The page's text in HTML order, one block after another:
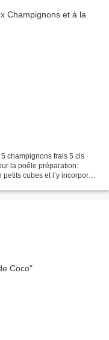
champignons frais 5 cls
la poêle préparation:
cubes et l’y incorporer.